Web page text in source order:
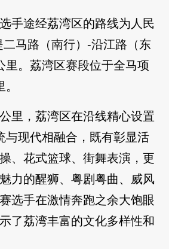
手途经荔湾区的路线为人民
马路（南行）-沿江路（东
里。荔湾区赛段位于全马项
里，荔湾区在沿线精心设置
与现代相融合，既有彰显活
、花式篮球、街舞表演，更
力的醒狮、粤剧粤曲、威风
选手在激情奔跑之余大饱眼
了荔湾丰富的文化多样性和